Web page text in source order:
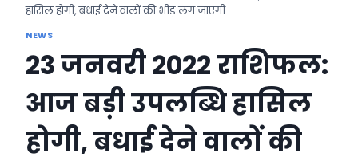
हासिल होगी, बधाई देने वालों की भीड़ लग जाएगी
NEWS
23 जनवरी 2022 राशिफल:
आज बड़ी उपलब्धि हासिल
होगी, बधाई देने वालों की